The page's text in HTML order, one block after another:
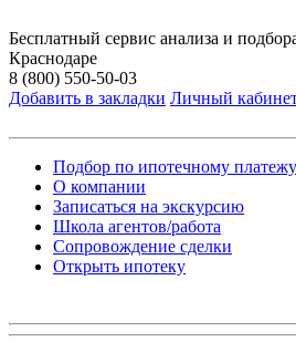
Бесплатный сервис анализа и
Краснодаре
8 (800) 550-50-03
Добавить в закладки Личный
Подбор по ипотечному платежу
О компании
Записаться на экскурсию
Школа агентов/работа
Сопровождение сделки
Открыть ипотеку